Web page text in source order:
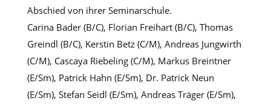
Abschied von ihrer Seminarschule.
Carina Bader (B/C), Florian Freihart (B/C), Thomas
Greindl (B/C), Kerstin Betz (C/M), Andreas Jungwirth
(C/M), Cascaya Riebeling (C/M), Markus Breintner
(E/Sm), Patrick Hahn (E/Sm), Dr. Patrick Neun
(E/Sm), Stefan Seidl (E/Sm), Andreas Träger (E/Sm),